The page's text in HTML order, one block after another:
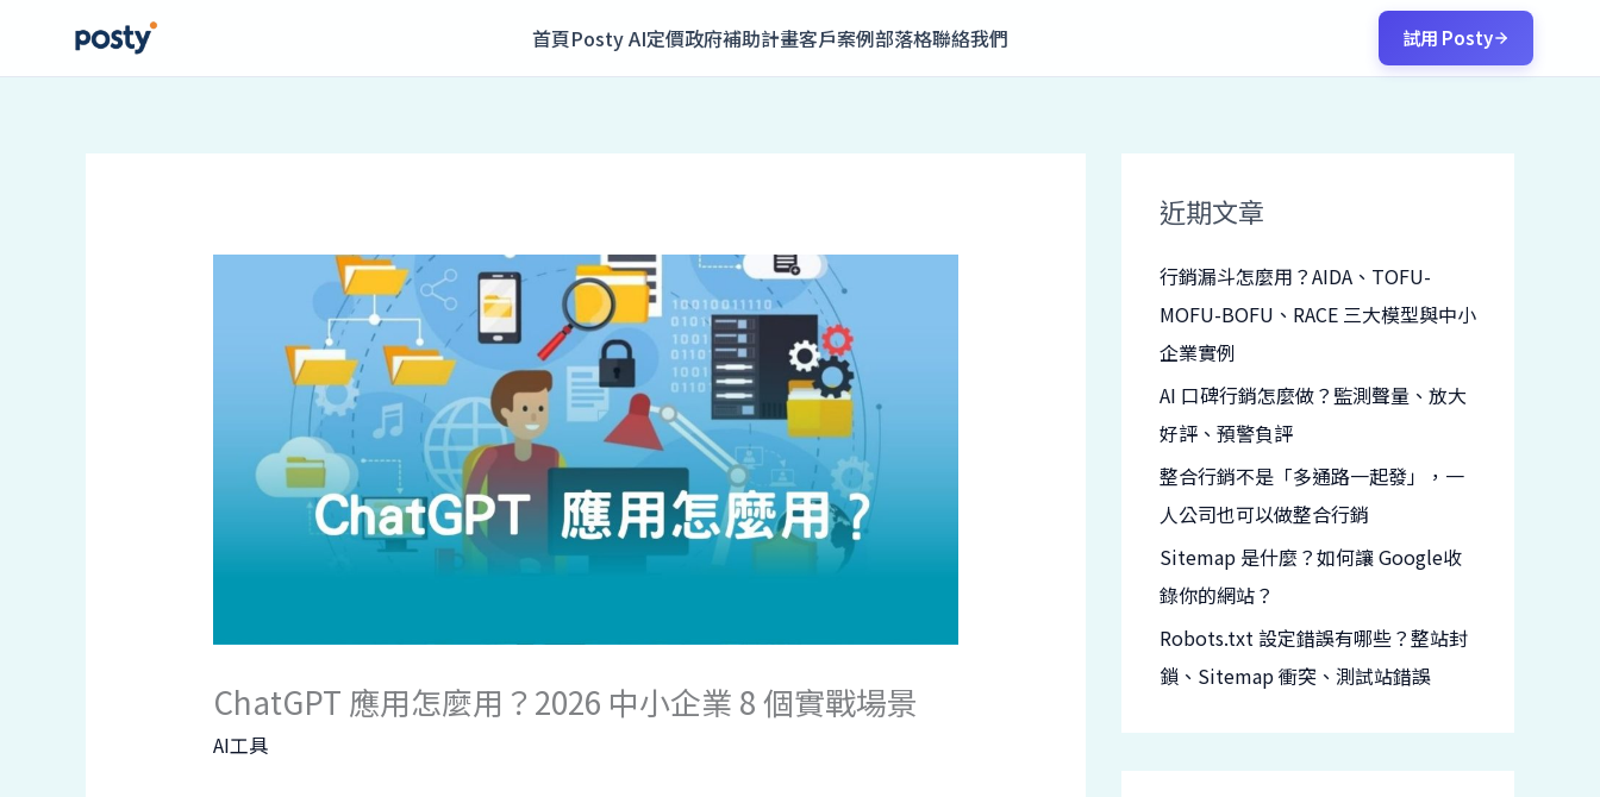
首頁Posty AI定價政府補助計畫客戶案例部落格聯絡我們 試用 Posty
ChatGPT 應用怎麼用？2026 中小企業 8 個實戰場景
AI工具
近期文章
行銷漏斗怎麼用？AIDA、TOFU-
MOFU-BOFU、RACE 三大模型與中小
企業實例
AI 口碑行銷怎麼做？監測聲量、放大
好評、預警負評
整合行銷不是「多通路一起發」，一
人公司也可以做整合行銷
Sitemap 是什麼？如何讓 Google收
錄你的網站？
Robots.txt 設定錯誤有哪些？整站封
鎖、Sitemap 衝突、測試站錯誤